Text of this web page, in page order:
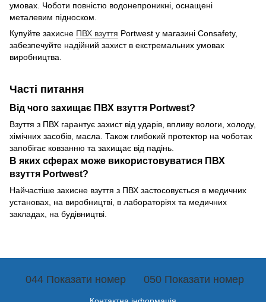
умовах. Чоботи повністю водонепроникні, оснащені
металевим підноском.
Купуйте захисне ПВХ взуття Portwest у магазині Consafety,
забезпечуйте надійний захист в екстремальних умовах
виробництва.
Часті питання
Від чого захищає ПВХ взуття Portwest?
Взуття з ПВХ гарантує захист від ударів, впливу вологи, холоду,
хімічних засобів, масла. Також глибокий протектор на чоботах
запобігає ковзанню та захищає від падінь.
В яких сферах може використовуватися ПВХ
взуття Portwest?
Найчастіше захисне взуття з ПВХ застосовується в медичних
установах, на виробництві, в лабораторіях та медичних
закладах, на будівництві.
044 Показати номер 050 Показати номер